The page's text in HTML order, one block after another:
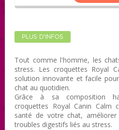
PLUS D'INFOS
Tout comme l'homme, les
stress. Les croquettes Royal
solution innovante et facile
chat au quotidien.
Grâce à sa composition
croquettes Royal Canin Calm
santé de votre chat,
troubles digestifs liés au stress.